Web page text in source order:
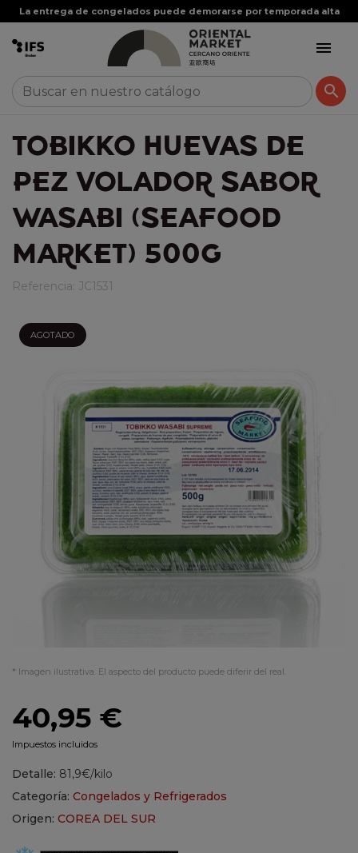
La entrega de congelados puede demorarse por temporada alta


TOBIKKO HUEVAS DE
PEZ VOLADOR SABOR
WASABI (SEAFOOD
MARKET) 500G
Referencia: JC1531
AGOTADO
* Imagen ilustrativa. El aspecto del producto puede diferir del real.
40,95 €
Impuestos incluidos
Detalle: 81,9€/kilo
Categoría: Congelados y Refrigerados
Origen: COREA DEL SUR